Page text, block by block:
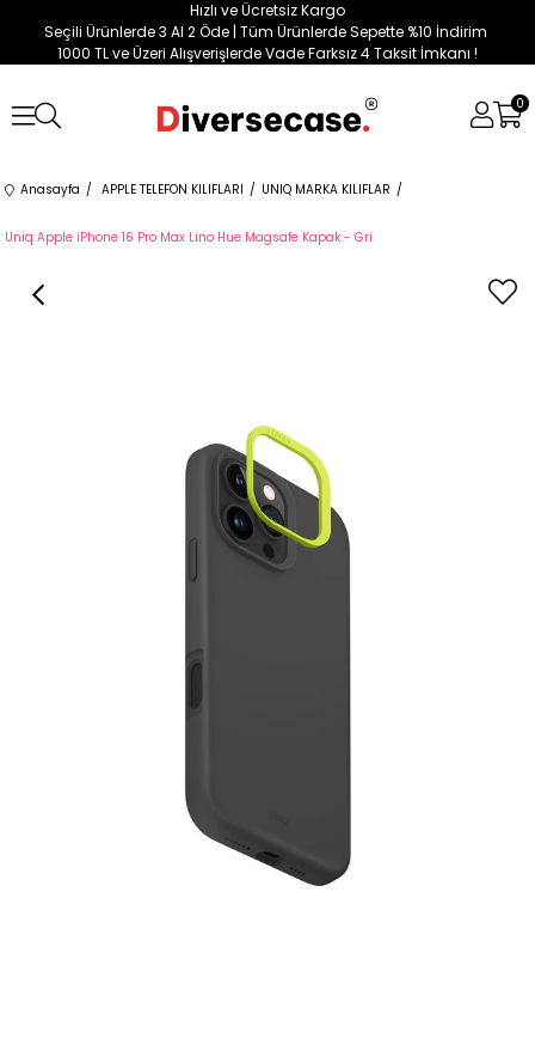
Hızlı ve Ücretsiz Kargo
Seçili Ürünlerde 3 Al 2 Öde | Tüm Ürünlerde Sepette %10 İndirim
1000 TL ve Üzeri Alışverişlerde Vade Farksız 4 Taksit İmkanı !
0
Anasayfa APPLE TELEFON KILIFLARI UNIQ MARKA KILIFLAR
Uniq Apple iPhone 16 Pro Max Lino Hue Magsafe Kapak - Gri